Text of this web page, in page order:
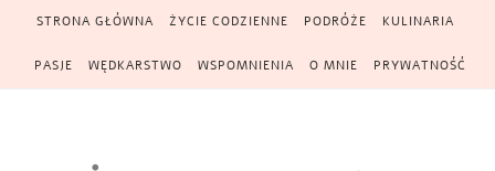
Skip to content
STRONA GŁÓWNA ŻYCIE CODZIENNE PODRÓŻE KULINARIA
PASJE WĘDKARSTWO WSPOMNIENIA O MNIE PRYWATNOŚĆ